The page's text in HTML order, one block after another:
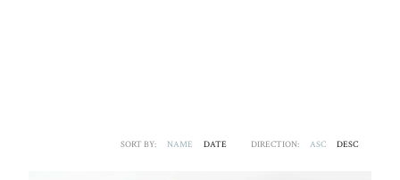
SORT BY: NAME DATE DIRECTION: ASC DESC